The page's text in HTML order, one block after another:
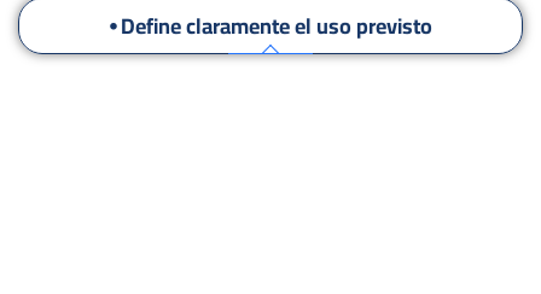
⦁ Define claramente el uso previsto